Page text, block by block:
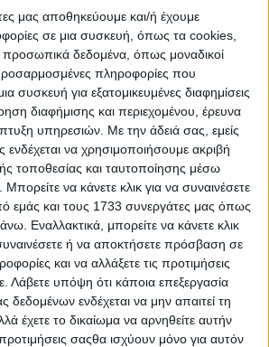
μας αποθηκεύουμε και/ή έχουμε
σε μια συσκευή, όπως τα cookies,
προσωπικά δεδομένα, όπως μοναδικοί
πληροφορίες που
συσκευή για εξατομικευμένες διαφημίσεις
διαφήμισης και περιεχομένου, έρευνα
υπηρεσιών. Με την άδειά σας, εμείς
ενδέχεται να χρησιμοποιήσουμε ακριβή
τοποθεσίας και ταυτοποίησης μέσω
να κάνετε κλικ για να συναινέσετε
εμάς και τους 1733 συνεργάτες μας όπως
Εναλλακτικά, μπορείτε να κάνετε κλικ
ή να αποκτήσετε πρόσβαση σε
και να αλλάξετε τις προτιμήσεις
Λάβετε υπόψη ότι κάποια επεξεργασία
ενδέχεται να μην απαιτεί τη
έχετε το δικαίωμα να αρνηθείτε αυτήν
σαςθα ισχύουν μόνο για αυτόν